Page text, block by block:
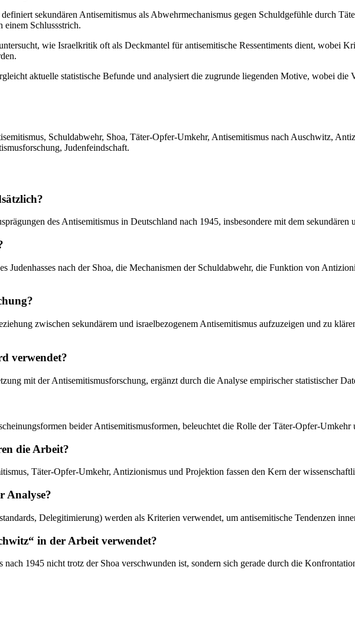
sekundären Antisemitismus als Abwehrmechanismus gegen Schuldgefühle durch
einem Schlussstrich.
wie Israelkritik oft als Deckmantel für antisemitische Ressentiments dient, wobei
aktuelle statistische Befunde und analysiert die zugrunde liegenden Motive, wobei
Schuldabwehr, Shoa, Täter-Opfer-Umkehr, Antisemitismus nach Auschwitz,
Judenfeindschaft.
des Antisemitismus in Deutschland nach 1945, insbesondere mit dem sekundären
Judenhasses nach der Shoa, die Mechanismen der Schuldabwehr, die Funktion von
zwischen sekundärem und israelbezogenem Antisemitismus aufzuzeigen und zu
verwendet?
mit der Antisemitismusforschung, ergänzt durch die Analyse empirischer statistischer
beider Antisemitismusformen, beleuchtet die Rolle der Täter-Opfer-
die Arbeit?
Täter-Opfer-Umkehr, Antizionismus und Projektion fassen den Kern der
Analyse?
Delegitimierung) werden als Kriterien verwendet, um antisemitische Tendenzen
in der Arbeit verwendet?
1945 nicht trotz der Shoa verschwunden ist, sondern sich gerade durch die